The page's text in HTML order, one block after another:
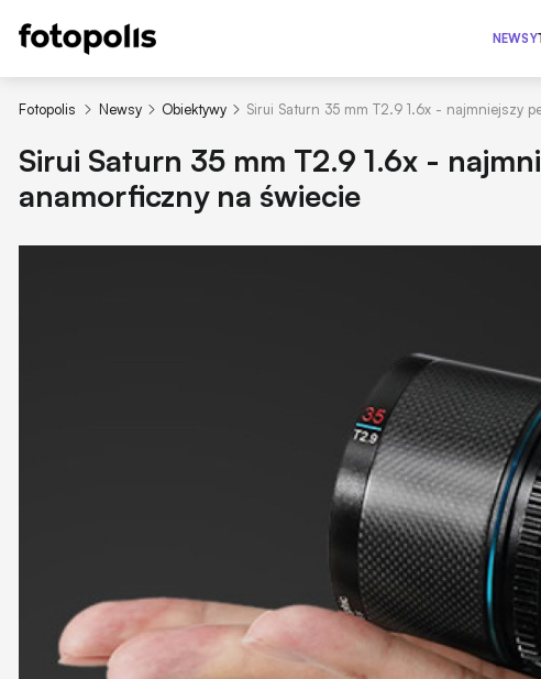
NEWSY
Fotopolis Newsy Obiektywy Sirui Saturn 35 mm T2.9 1.6x - najmniejszy
Sirui Saturn 35 mm T2.9 1.6x -
anamorficzny na świecie